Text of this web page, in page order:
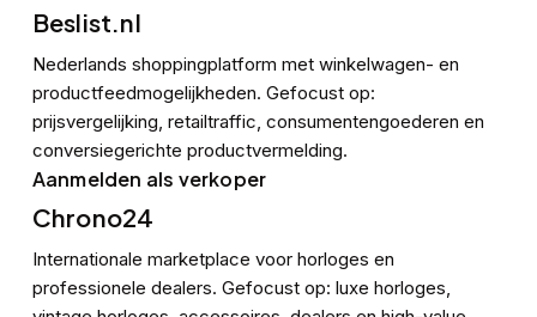
Beslist.nl
Nederlands shoppingplatform met winkelwagen- en
productfeedmogelijkheden. Gefocust op:
prijsvergelijking, retailtraffic, consumentengoederen en
conversiegerichte productvermelding.
Aanmelden als verkoper
Chrono24
Internationale marketplace voor horloges en
professionele dealers. Gefocust op: luxe horloges,